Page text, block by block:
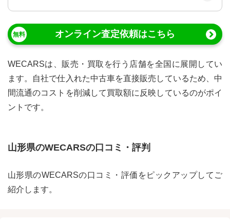
オンライン査定依頼はこちら
WECARSは、販売・買取を行う店舗を全国に展開してい
ます。自社で仕入れた中古車を直接販売しているため、中
間流通のコストを削減して買取額に反映しているのがポイ
ントです。
山形県のWECARSの口コミ・評判
山形県のWECARSの口コミ・評価をピックアップしてご
紹介します。